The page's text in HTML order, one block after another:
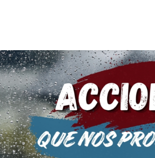
Y TECNOLOGÍA OPINIÓN SOCIEDAD